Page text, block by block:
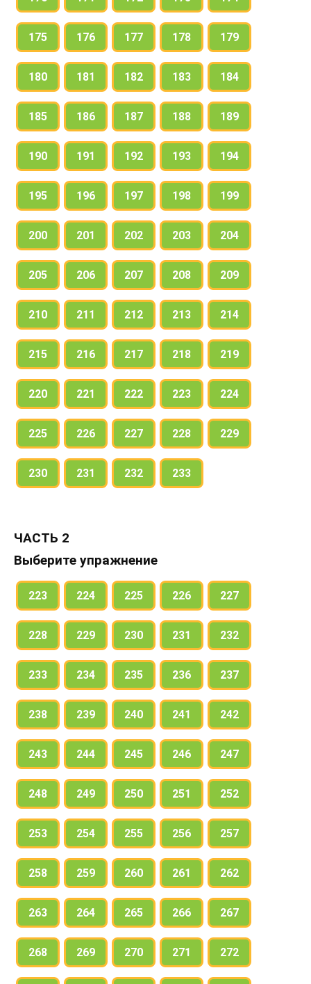
175 176 177 178 179
180 181 182 183 184
185 186 187 188 189
190 191 192 193 194
195 196 197 198 199
200 201 202 203 204
205 206 207 208 209
210 211 212 213 214
215 216 217 218 219
220 221 222 223 224
225 226 227 228 229
230 231 232 233
ЧАСТЬ 2
Выберите упражнение
223 224 225 226 227
228 229 230 231 232
233 234 235 236 237
238 239 240 241 242
243 244 245 246 247
248 249 250 251 252
253 254 255 256 257
258 259 260 261 262
263 264 265 266 267
268 269 270 271 272